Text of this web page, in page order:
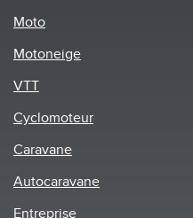
Moto
Motoneige
VTT
Cyclomoteur
Caravane
Autocaravane
Entreprise